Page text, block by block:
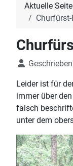
Aktuelle
Details
Leider ist für
immer über
falsch
unter dem